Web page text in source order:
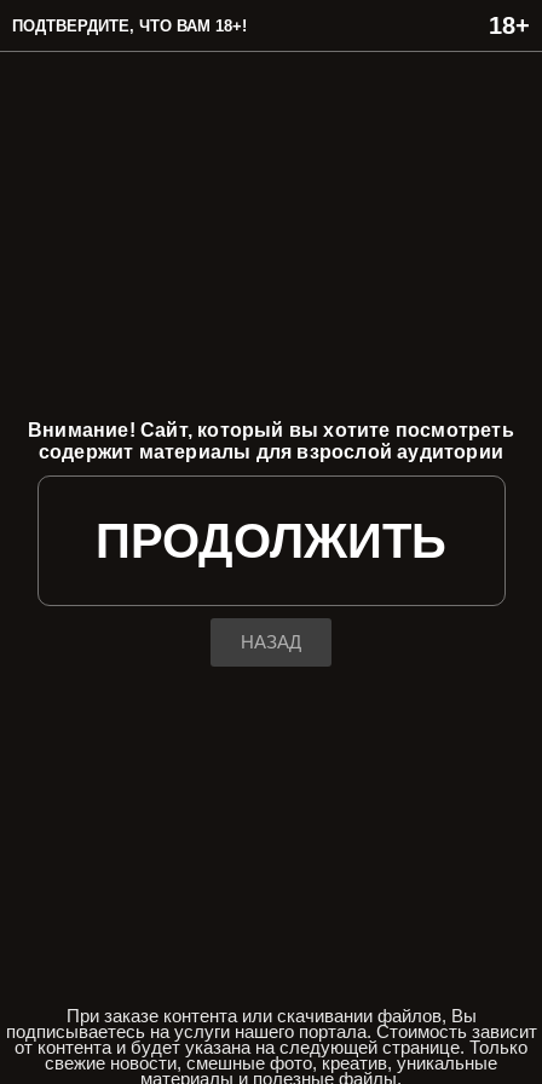
ПОДТВЕРДИТЕ, ЧТО ВАМ 18+!
Внимание! Сайт, который вы хотите посмотреть
содержит материалы для взрослой аудитории
ПРОДОЛЖИТЬ
НАЗАД
При заказе контента или скачивании файлов, Вы
подписываетесь на услуги нашего портала. Стоимость зависит
от контента и будет указана на следующей странице. Только
свежие новости, смешные фото, креатив, уникальные
материалы и полезные файлы.